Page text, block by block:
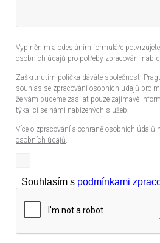
Vyplněním a odesláním formuláře
osobních údajů pro potřeby zpracování
Zaškrtnutím políčka dáváte společnosti
souhlas se zpracování osobních údajů pro
že vám budeme zasílat pouze zajímavé
týkající se námi nabízených služeb.
Více o zpracování a ochraně osobních údajů
osobních údajů.
Souhlasím s podmínkami